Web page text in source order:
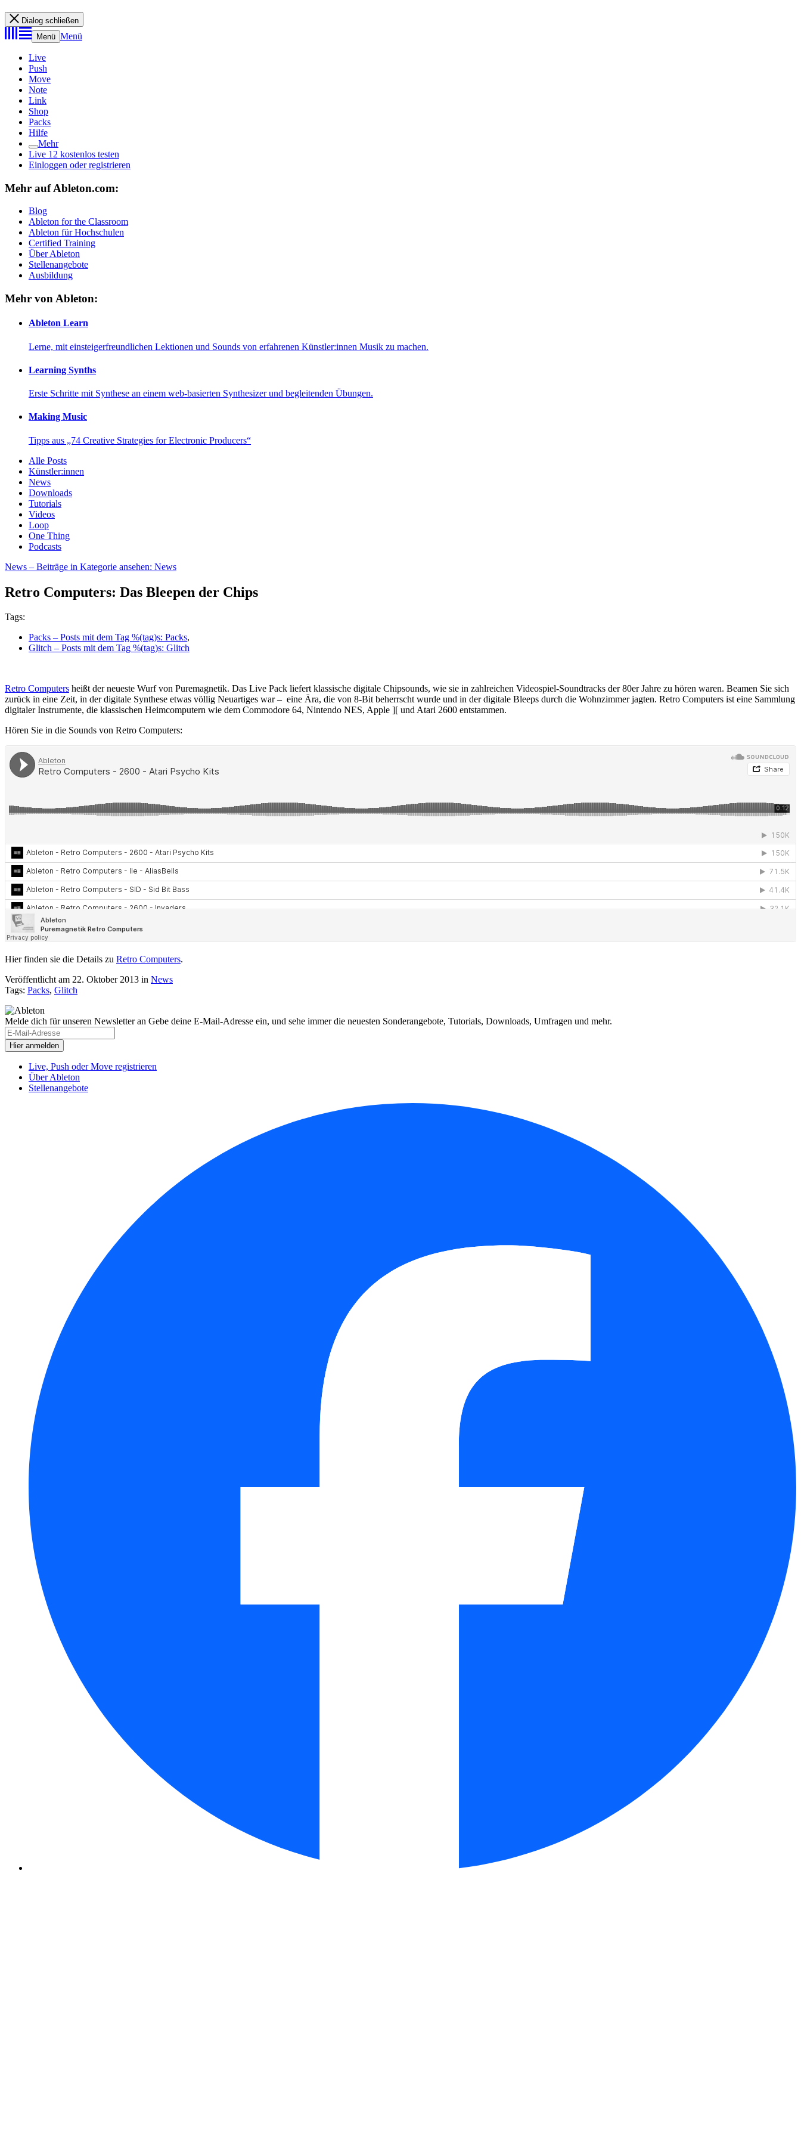
Dialog schließen
Menü Menü
Live
Push
Move
Note
Link
Shop
Packs
Hilfe
Mehr
Live 12 kostenlos testen
Einloggen oder registrieren
Mehr auf Ableton.com:
Blog
Ableton for the Classroom
Ableton für Hochschulen
Certified Training
Über Ableton
Stellenangebote
Ausbildung
Mehr von Ableton:
Ableton Learn
Lerne, mit einsteigerfreundlichen Lektionen und Sounds von erfahrenen Künstler:innen Musik zu machen.
Learning Synths
Erste Schritte mit Synthese an einem web-basierten Synthesizer und begleitenden Übungen.
Making Music
Tipps aus „74 Creative Strategies for Electronic Producers“
Alle Posts
Künstler:innen
News
Downloads
Tutorials
Videos
Loop
One Thing
Podcasts
News – Beiträge in Kategorie ansehen: News
Retro Computers: Das Bleepen der Chips
Tags:
Packs – Posts mit dem Tag %(tag)s: Packs,
Glitch – Posts mit dem Tag %(tag)s: Glitch
Retro Computers heißt der neueste Wurf von Puremagnetik. Das Live Pack liefert klassische digitale Chipsounds, wie sie in zahlreichen Videospiel-Soundtracks der 80er Jahre zu hören waren. Beamen Sie sich
zurück in eine Zeit, in der digitale Synthese etwas völlig Neuartiges war – eine Ära, die von 8-Bit beherrscht wurde und in der digitale Bleeps durch die Wohnzimmer jagten. Retro Computers ist eine Sammlung
digitaler Instrumente, die klassischen Heimcomputern wie dem Commodore 64, Nintendo NES, Apple ][ und Atari 2600 entstammen.
Hören Sie in die Sounds von Retro Computers:
Hier finden sie die Details zu Retro Computers.
Veröffentlicht am 22. Oktober 2013 in News
Tags: Packs, Glitch
Melde dich für unseren Newsletter an Gebe deine E-Mail-Adresse ein, und sehe immer die neuesten Sonderangebote, Tutorials, Downloads, Umfragen und mehr.
Live, Push oder Move registrieren
Über Ableton
Stellenangebote